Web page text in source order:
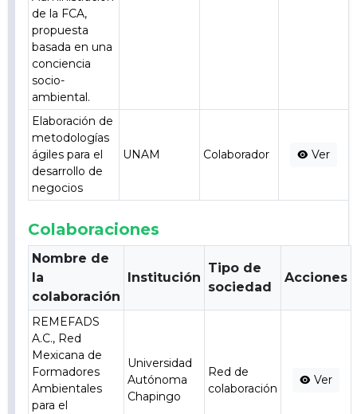
de la FCA,
propuesta
basada en una
conciencia
socio-
ambiental.
Elaboración de
metodologías
ágiles para el
desarrollo de
negocios
UNAM Colaborador Ver
Colaboraciones
Nombre de
la
colaboración
Institución
Tipo de
sociedad
Acciones
REMEFADS
A.C., Red
Mexicana de
Formadores
Ambientales
para el
Universidad
Autónoma
Chapingo
Red de
colaboración
Ver